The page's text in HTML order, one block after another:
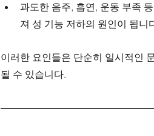
과도한 음주, 흡연, 운동 부족
져 성 기능 저하의 원인이 됩니
이러한 요인들은 단순히 일시적인
될 수 있습니다.